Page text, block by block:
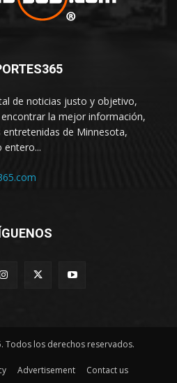
de noticias justo y objetivo,
la mejor información,
de Minnesota,
entero...
Todos los derechos reservados.
Advertisement Contact us